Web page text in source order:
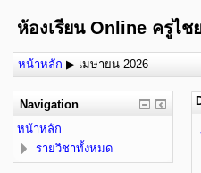
ห้องเรียน Online ครูไ
หน้าหลัก ▶ เมษายน 2026
Navigation
หน้าหลัก
รายวิชาทั้งหมด